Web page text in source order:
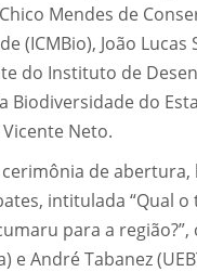
Mendes de
(ICMBio), João Lucas
do Instituto de
Biodiversidade do
Neto.
cerimônia de
intitulada “Qual
para a
e André Tabanez